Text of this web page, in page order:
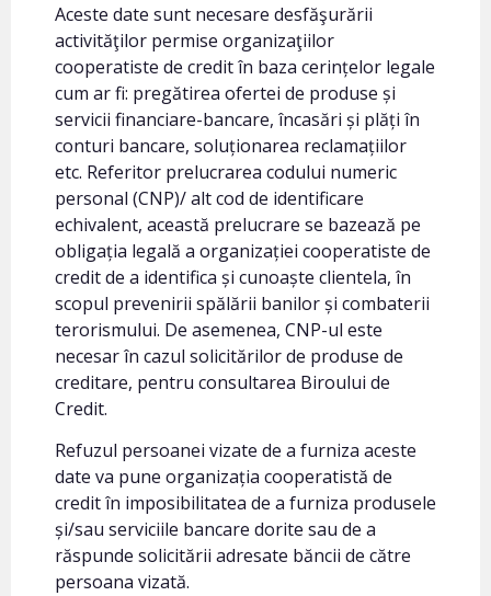
Aceste date sunt necesare desfăşurării
activităţilor permise organizaţiilor
cooperatiste de credit în baza cerințelor legale
cum ar fi: pregătirea ofertei de produse și
servicii financiare-bancare, încasări și plăți în
conturi bancare, soluționarea reclamațiilor
etc. Referitor prelucrarea codului numeric
personal (CNP)/ alt cod de identificare
echivalent, această prelucrare se bazează pe
obligația legală a organizației cooperatiste de
credit de a identifica și cunoaște clientela, în
scopul prevenirii spălării banilor și combaterii
terorismului. De asemenea, CNP-ul este
necesar în cazul solicitărilor de produse de
creditare, pentru consultarea Biroului de
Credit.
Refuzul persoanei vizate de a furniza aceste
date va pune organizația cooperatistă de
credit în imposibilitatea de a furniza produsele
și/sau serviciile bancare dorite sau de a
răspunde solicitării adresate băncii de către
persoana vizată.